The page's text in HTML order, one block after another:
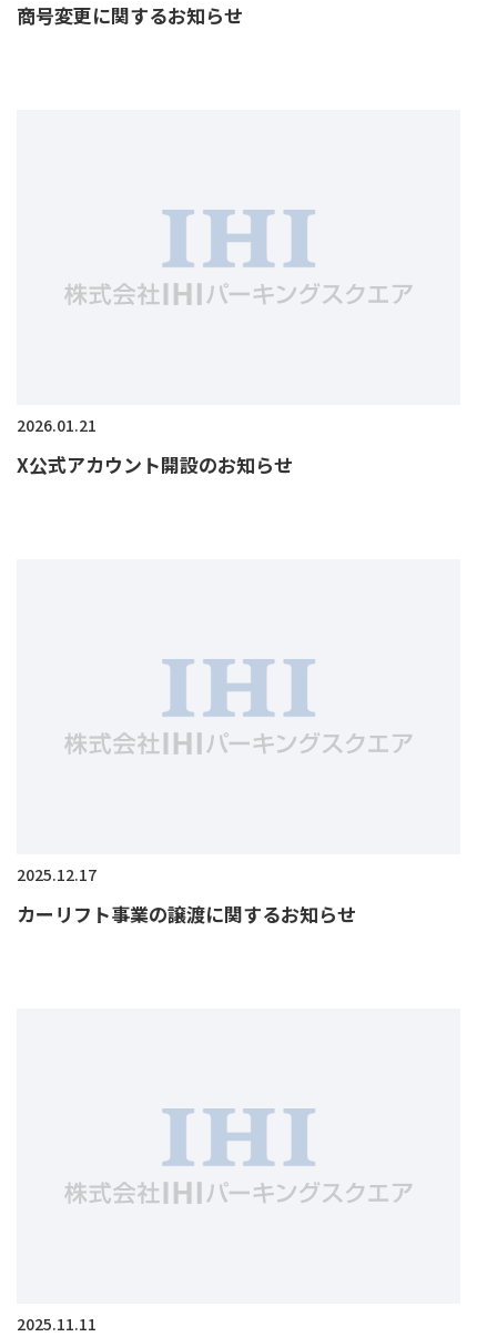
商号変更に関するお知らせ
2026.01.21
X公式アカウント開設のお知らせ
2025.12.17
カーリフト事業の譲渡に関するお知らせ
2025.11.11